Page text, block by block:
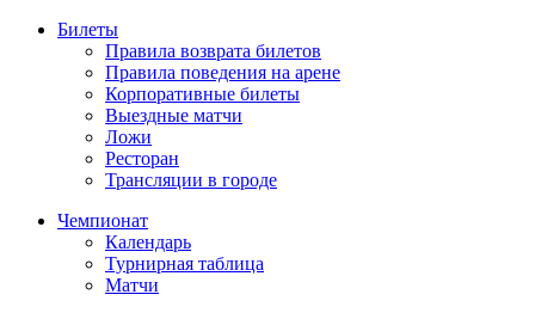
Билеты
Правила возврата билетов
Правила поведения на арене
Корпоративные билеты
Выездные матчи
Ложи
Ресторан
Трансляции в городе
Чемпионат
Календарь
Турнирная таблица
Матчи